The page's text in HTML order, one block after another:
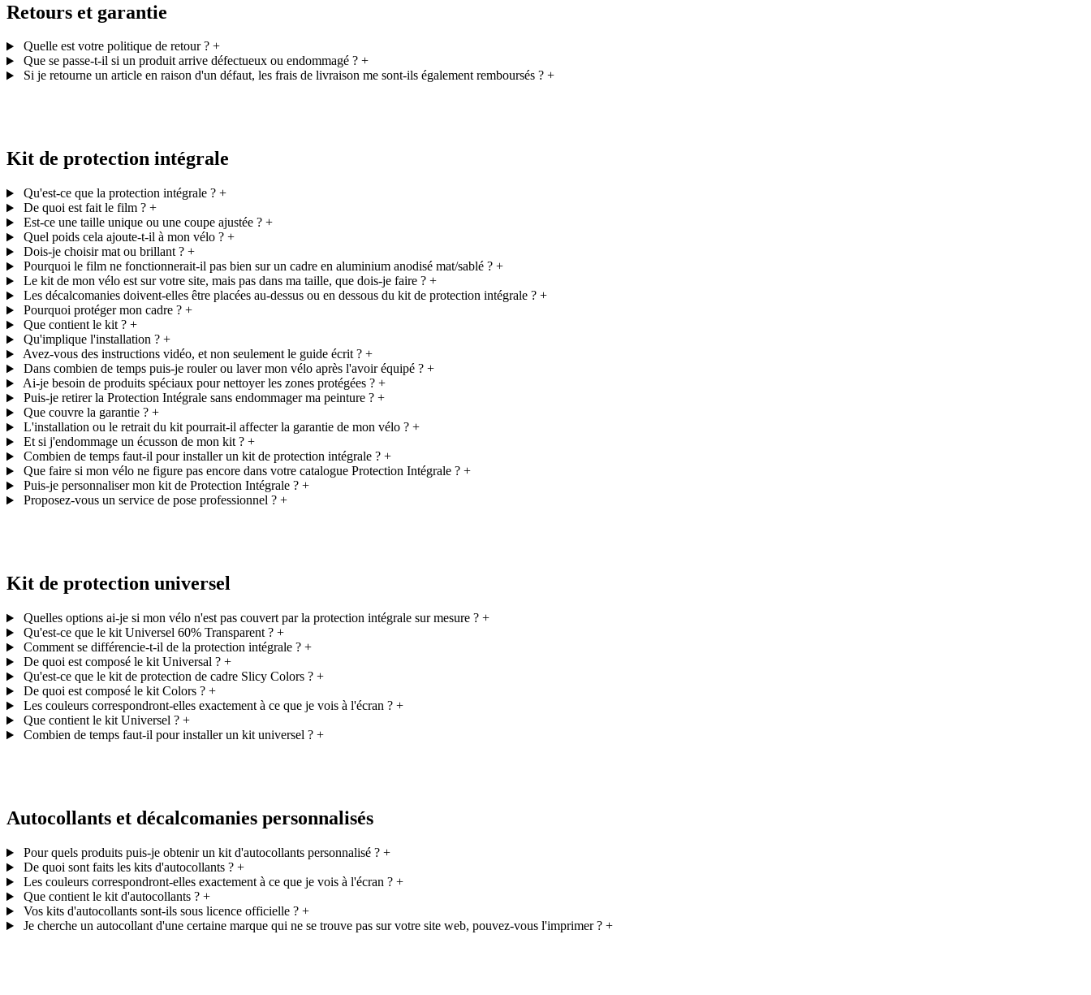
Retours et garantie
Quelle est votre politique de retour ? +
Que se passe-t-il si un produit arrive défectueux ou endommagé ? +
Si je retourne un article en raison d'un défaut, les frais de livraison me sont-ils également remboursés ? +
Kit de protection intégrale
Qu'est-ce que la protection intégrale ? +
De quoi est fait le film ? +
Est-ce une taille unique ou une coupe ajustée ? +
Quel poids cela ajoute-t-il à mon vélo ? +
Dois-je choisir mat ou brillant ? +
Pourquoi le film ne fonctionnerait-il pas bien sur un cadre en aluminium anodisé mat/sablé ? +
Le kit de mon vélo est sur votre site, mais pas dans ma taille, que dois-je faire ? +
Les décalcomanies doivent-elles être placées au-dessus ou en dessous du kit de protection intégrale ? +
Pourquoi protéger mon cadre ? +
Que contient le kit ? +
Qu'implique l'installation ? +
Avez-vous des instructions vidéo, et non seulement le guide écrit ? +
Dans combien de temps puis-je rouler ou laver mon vélo après l'avoir équipé ? +
Ai-je besoin de produits spéciaux pour nettoyer les zones protégées ? +
Puis-je retirer la Protection Intégrale sans endommager ma peinture ? +
Que couvre la garantie ? +
L'installation ou le retrait du kit pourrait-il affecter la garantie de mon vélo ? +
Et si j'endommage un écusson de mon kit ? +
Combien de temps faut-il pour installer un kit de protection intégrale ? +
Que faire si mon vélo ne figure pas encore dans votre catalogue Protection Intégrale ? +
Puis-je personnaliser mon kit de Protection Intégrale ? +
Proposez-vous un service de pose professionnel ? +
Kit de protection universel
Quelles options ai-je si mon vélo n'est pas couvert par la protection intégrale sur mesure ? +
Qu'est-ce que le kit Universel 60% Transparent ? +
Comment se différencie-t-il de la protection intégrale ? +
De quoi est composé le kit Universal ? +
Qu'est-ce que le kit de protection de cadre Slicy Colors ? +
De quoi est composé le kit Colors ? +
Les couleurs correspondront-elles exactement à ce que je vois à l'écran ? +
Que contient le kit Universel ? +
Combien de temps faut-il pour installer un kit universel ? +
Autocollants et décalcomanies personnalisés
Pour quels produits puis-je obtenir un kit d'autocollants personnalisé ? +
De quoi sont faits les kits d'autocollants ? +
Les couleurs correspondront-elles exactement à ce que je vois à l'écran ? +
Que contient le kit d'autocollants ? +
Vos kits d'autocollants sont-ils sous licence officielle ? +
Je cherche un autocollant d'une certaine marque qui ne se trouve pas sur votre site web, pouvez-vous l'imprimer ? +